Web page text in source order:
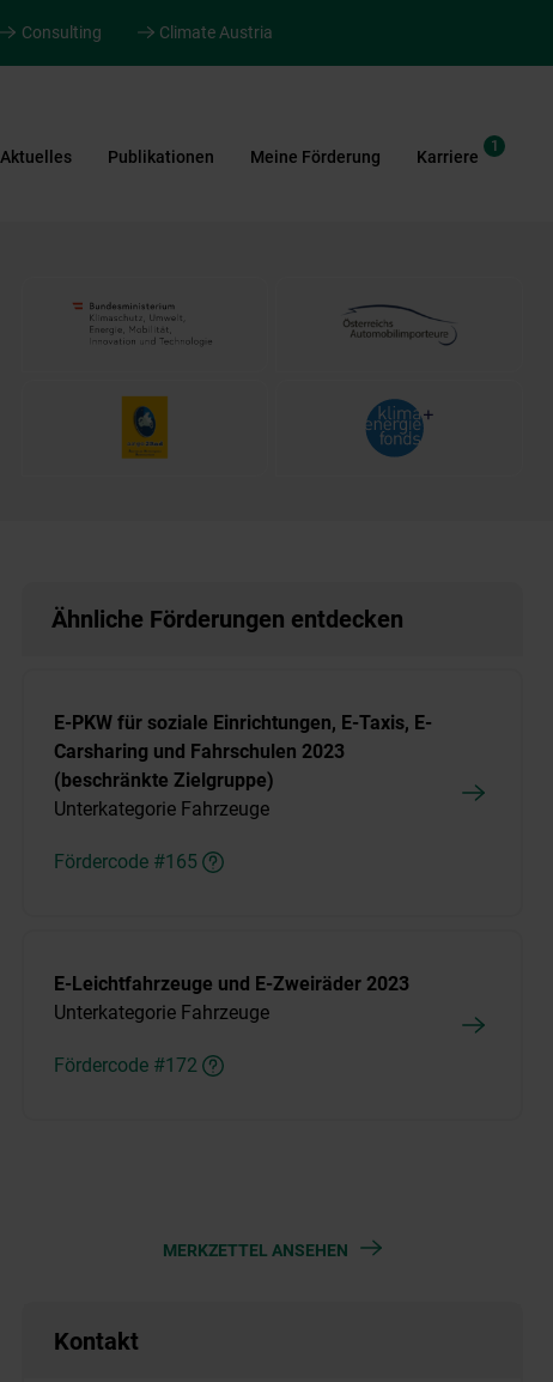
Consulting Climate Austria
Aktuelles Publikationen Meine Förderung Karriere
1
Ähnliche Förderungen entdecken
E-PKW für soziale Einrichtungen, E-Taxis, E-
Carsharing und Fahrschulen 2023
(beschränkte Zielgruppe)
Unterkategorie Fahrzeuge
Fördercode #165
E-Leichtfahrzeuge und E-Zweiräder 2023
Unterkategorie Fahrzeuge
Fördercode #172
MERKZETTEL ANSEHEN
Kontakt